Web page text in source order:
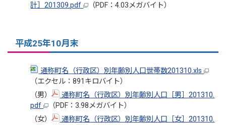
計］201309.pdf
（PDF：4.03メガバイト）
平成25年10月末
通称町名（行政区）別年齢別人口世帯数201310.xls
（エクセル：891キロバイト）
（男）
通称町名（行政区）別年齢別人口［男］201310.
pdf
（PDF：3.98メガバイト）
（女）
通称町名（行政区）別年齢別人口［女］201310.